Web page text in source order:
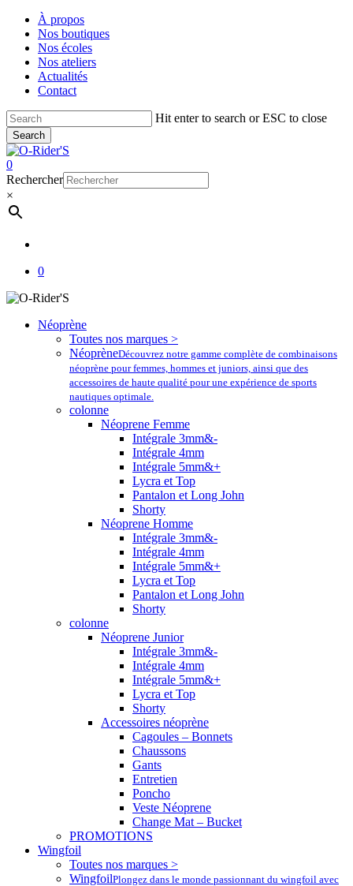
Skip
main
content
À propos
Nos boutiques
Nos écoles
Nos ateliers
Actualités
Contact
Hit enter to search or ESC to close
Search
Close
Search
account
0
Menu
Rechercher
×
0
Néoprène
Toutes nos marques >
NéoprèneDécouvrez notre gamme complète de combinaisons
néoprène pour femmes, hommes et juniors, ainsi que des
accessoires de haute qualité pour une expérience de sports
nautiques optimale.
colonne
Néoprene Femme
Intégrale 3mm&-
Intégrale 4mm
Intégrale 5mm&+
Lycra et Top
Pantalon et Long John
Shorty
Néoprene Homme
Intégrale 3mm&-
Intégrale 4mm
Intégrale 5mm&+
Lycra et Top
Pantalon et Long John
Shorty
colonne
Néoprene Junior
Intégrale 3mm&-
Intégrale 4mm
Intégrale 5mm&+
Lycra et Top
Shorty
Accessoires néoprène
Cagoules – Bonnets
Chaussons
Gants
Entretien
Poncho
Veste Néoprene
Change Mat – Bucket
PROMOTIONS
Wingfoil
Toutes nos marques >
WingfoilPlongez dans le monde passionnant du wingfoil avec